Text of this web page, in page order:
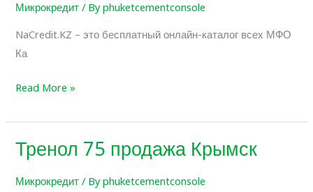
Микрокредит/ Byphuketcementconsole
NaCredit.KZ – это бесплатный онлайн-каталог всех МФО
Ка
Абсолютно
новые
Read More »
Тренол 75 продажа Крымск
Микрокредит/ Byphuketcementconsole
Тренол
продажа